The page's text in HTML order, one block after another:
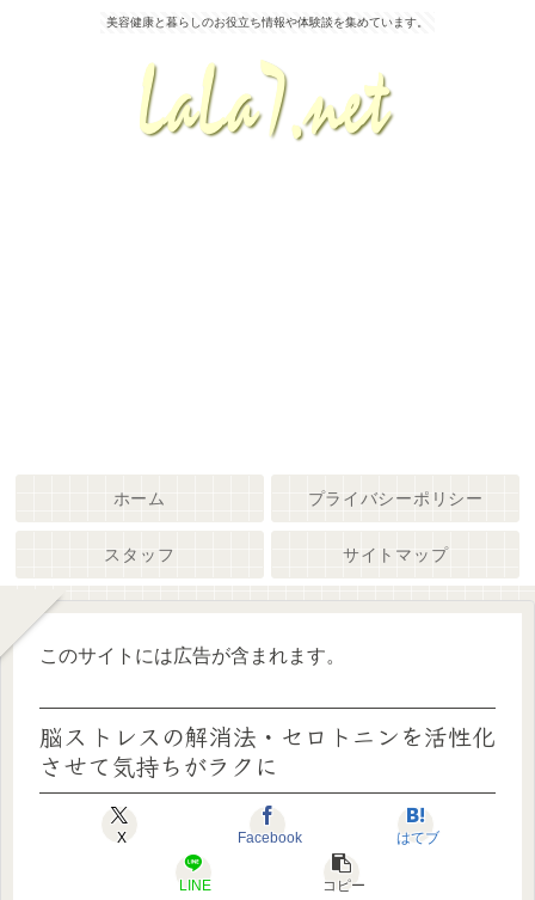
美容健康と暮らしのお役立ち情報や体験談を集めています。
ホーム プライバシーポリシー
スタッフ サイトマップ
このサイトには広告が含まれます。
脳ストレスの解消法・セロトニンを活性化
させて気持ちがラクに
X Facebook はてブ
LINE コピー